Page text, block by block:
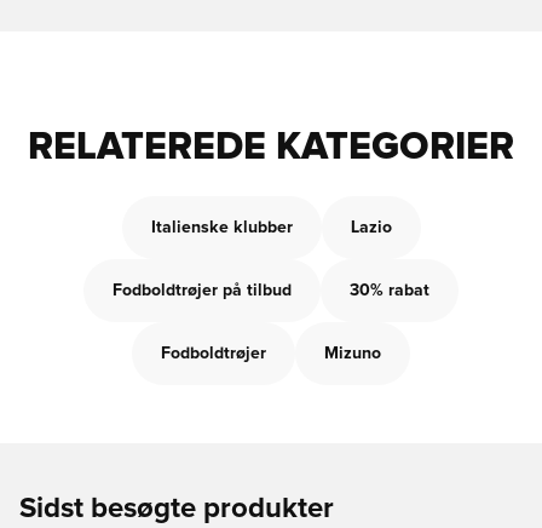
RELATEREDE KATEGORIER
Italienske klubber Lazio
Fodboldtrøjer på tilbud 30% rabat
Fodboldtrøjer Mizuno
Sidst besøgte produkter